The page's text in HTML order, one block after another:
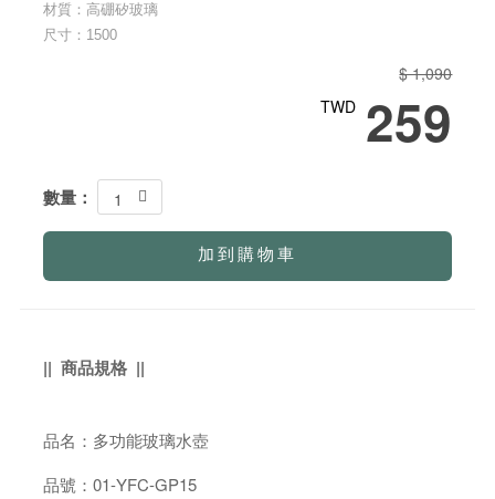
材質：高硼矽玻璃
尺寸：1500
$ 1,090
TWD 259
數量： 1
加到購物車
|| 商品規格 ||
品名：多功能玻璃水壺
品號：01-YFC-GP15